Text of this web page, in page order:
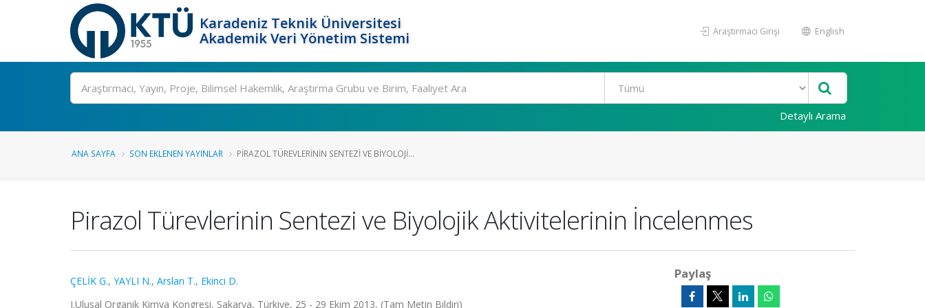
Karadeniz Teknik Üniversitesi
Akademik Veri Yönetim Sistemi
Araştırmacı Girişi English
Ara
Detaylı Arama
ANA SAYFA SON EKLENEN YAYINLAR PIRAZOL TÜREVLERININ SENTEZI VE BIYOLOJI...
Pirazol Türevlerinin Sentezi ve Biyolojik Aktivitelerinin İncelenmes
ÇELİK G., YAYLI N., Arslan T., Ekinci D.
I.Ulusal Organik Kimya Kongresi, Sakarya, Türkiye, 25 - 29 Ekim 2013, (Tam Metin Bildiri)
Paylaş